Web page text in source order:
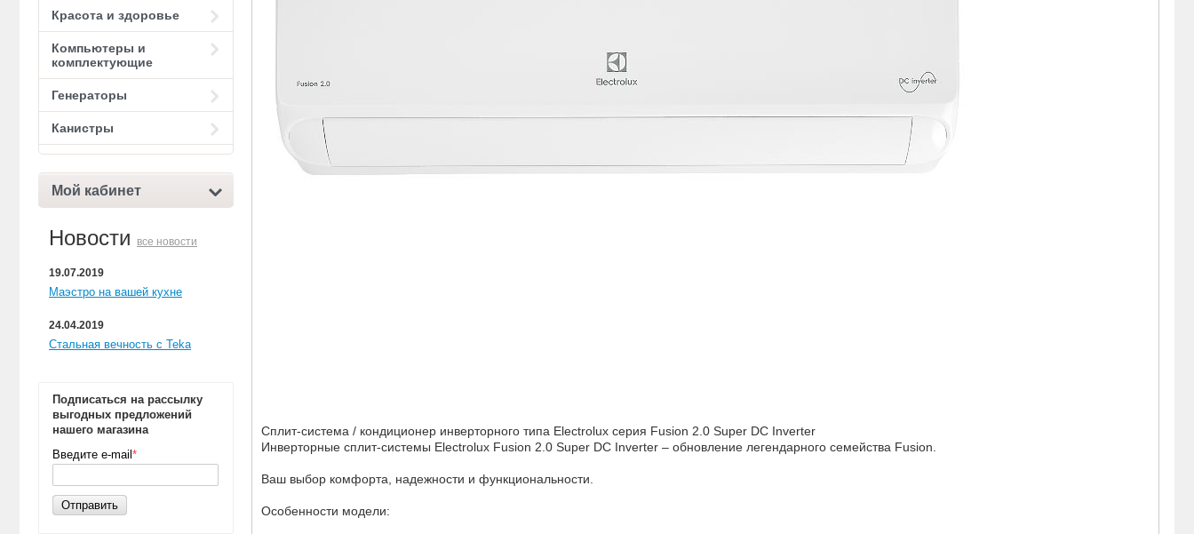
Красота и здоровье
Компьютеры и
комплектующие
Генераторы
Канистры
Мой кабинет
Новости все новости
19.07.2019
Маэстро на вашей кухне
24.04.2019
Стальная вечность с Teka
Подписаться на рассылку
выгодных предложений
нашего магазина
Введите e-mail *
Отправить
Сплит-система / кондиционер инверторного типа Electrolux серия Fusion 2.0 Super DC Inverter
Инверторные сплит-системы Electrolux Fusion 2.0 Super DC Inverter – обновление легендарного семейства Fusion.
Ваш выбор комфорта, надежности и функциональности.
Особенности модели: